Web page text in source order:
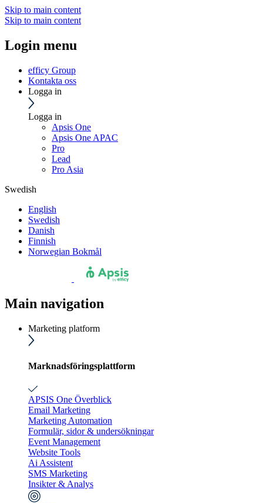
Skip to main content
Skip to main content
Login menu
efficy Group
Kontakta oss
Logga in
Logga in
Apsis One
Apsis One APAC
Pro
Lead
Pro Asia
Swedish
English
Swedish
Danish
Finnish
Norwegian Bokmål
Main navigation
Marketing platform
Marknadsföringsplattform
APSIS One Överblick
Email Marketing
Marketing Automation
Formulär, sidor & undersökningar
Event Management
Website Tools
Ai Assistent
SMS Marketing
Insikter & Analys